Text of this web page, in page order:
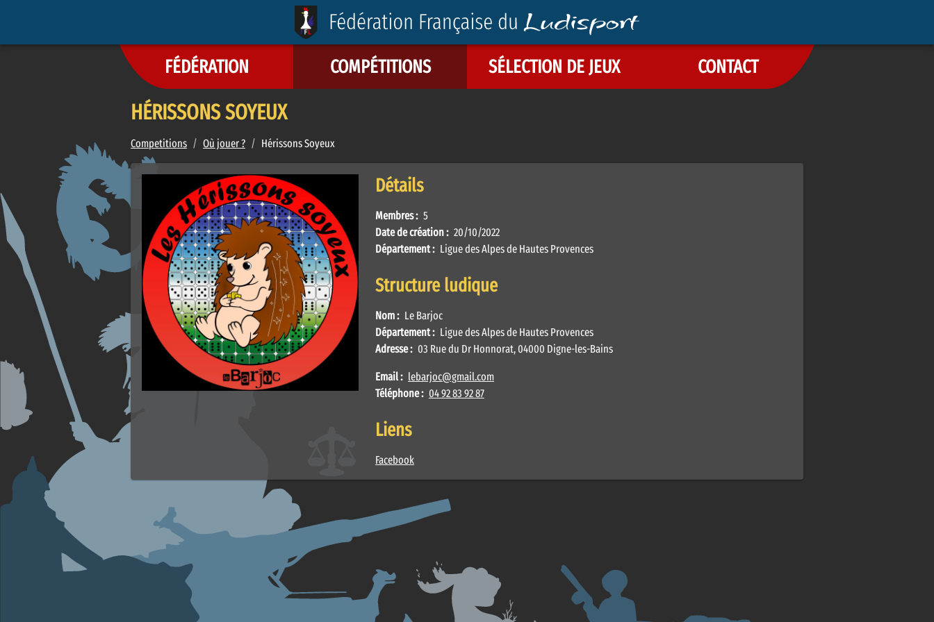
FÉDÉRATION COMPÉTITIONS SÉLECTION DE JEUX CONTACT
HÉRISSONS SOYEUX
Competitions / Où jouer ? / Hérissons Soyeux
Détails
Membres : 5
Date de création : 20/10/2022
Département : Ligue des Alpes de Hautes Provences
Structure ludique
Nom : Le Barjoc
Département : Ligue des Alpes de Hautes Provences
Adresse : 03 Rue du Dr Honnorat, 04000 Digne-les-Bains
Email : lebarjoc@gmail.com
Téléphone : 04 92 83 92 87
Liens
Facebook